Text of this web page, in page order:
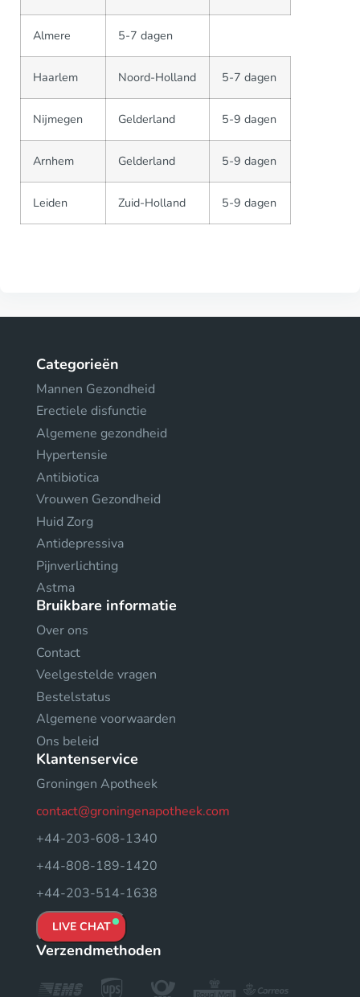
Almere 5-7 dagen
Haarlem Noord-Holland 5-7 dagen
Nijmegen Gelderland 5-9 dagen
Arnhem Gelderland 5-9 dagen
Leiden Zuid-Holland 5-9 dagen
Categorieën
Mannen Gezondheid
Erectiele disfunctie
Algemene gezondheid
Hypertensie
Antibiotica
Vrouwen Gezondheid
Huid Zorg
Antidepressiva
Pijnverlichting
Astma
Bruikbare informatie
Over ons
Contact
Veelgestelde vragen
Bestelstatus
Algemene voorwaarden
Ons beleid
Klantenservice
Groningen Apotheek
contact@groningenapotheek.com
+44-203-608-1340
+44-808-189-1420
+44-203-514-1638
LIVE CHAT
Verzendmethoden